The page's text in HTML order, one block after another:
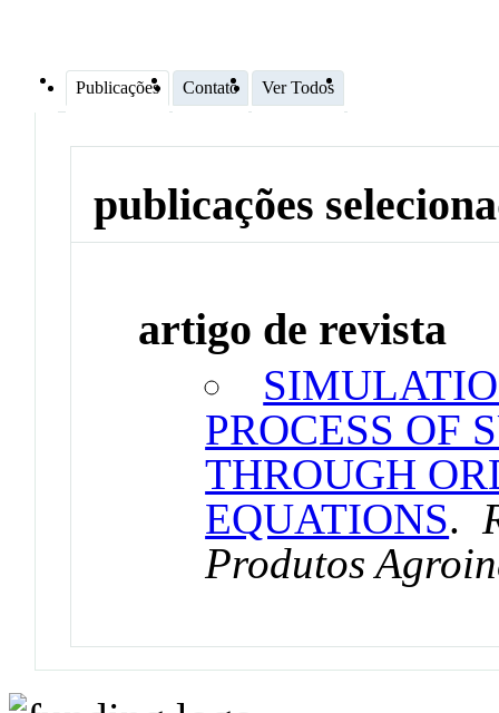
Publicações Contato Ver Todos
publicações
artigo de revista
PROCESS OF
THROUGH
EQUATIONS.
Produtos